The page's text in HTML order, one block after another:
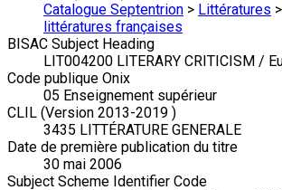
Catalogue Septentrion > Littératures >
littératures françaises
BISAC Subject Heading
LIT004200 LITERARY CRITICISM /
Code publique Onix
05 Enseignement supérieur
CLIL (Version 2013-2019 )
3435 LITTÉRATURE GENERALE
Date de première publication du titre
30 mai 2006
Subject Scheme Identifier Code